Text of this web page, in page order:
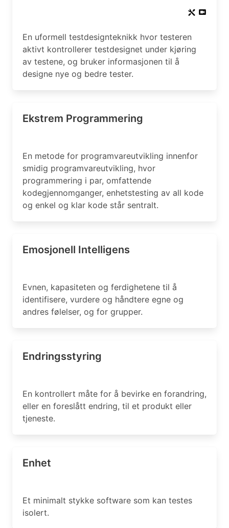
En uformell testdesignteknikk hvor testeren
aktivt kontrollerer testdesignet under kjøring
av testene, og bruker informasjonen til å
designe nye og bedre tester.
Ekstrem Programmering
En metode for programvareutvikling innenfor
smidig programvareutvikling, hvor
programmering i par, omfattende
kodegjennomganger, enhetstesting av all kode
og enkel og klar kode står sentralt.
Emosjonell Intelligens
Evnen, kapasiteten og ferdighetene til å
identifisere, vurdere og håndtere egne og
andres følelser, og for grupper.
Endringsstyring
En kontrollert måte for å bevirke en forandring,
eller en foreslått endring, til et produkt eller
tjeneste.
Enhet
Et minimalt stykke software som kan testes
isolert.